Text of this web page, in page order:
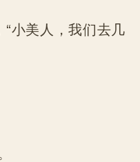
美人，我们去几